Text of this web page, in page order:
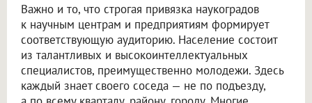
Важно и то, что строгая привязка наукоградов
к научным центрам и предприятиям формирует
соответствующую аудиторию. Население состоит
из талантливых и высокоинтеллектуальных
специалистов, преимущественно молодежи. Здесь
каждый знает своего соседа — не по подъезду,